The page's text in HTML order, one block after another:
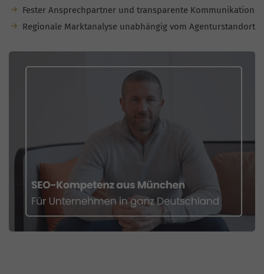
Fester Ansprechpartner und transparente Kommunikation
Regionale Marktanalyse unabhängig vom Agenturstandort